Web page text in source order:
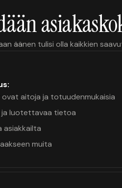
äänen tulisi olla kaikkien
aitoja ja totuudenmukaisia
luotettavaa tietoa
asiakkailta
muita